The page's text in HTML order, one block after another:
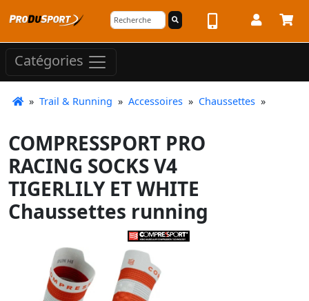
Catégories
» Trail & Running » Accessoires » Chaussettes »
COMPRESSPORT PRO
RACING SOCKS V4
TIGERLILY ET WHITE
Chaussettes running